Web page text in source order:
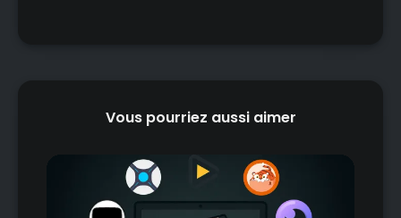
Vous pourriez aussi aimer